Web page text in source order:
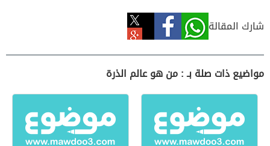
شارك المقالة
مواضيع ذات صلة بـ : من هو عالم الذرة